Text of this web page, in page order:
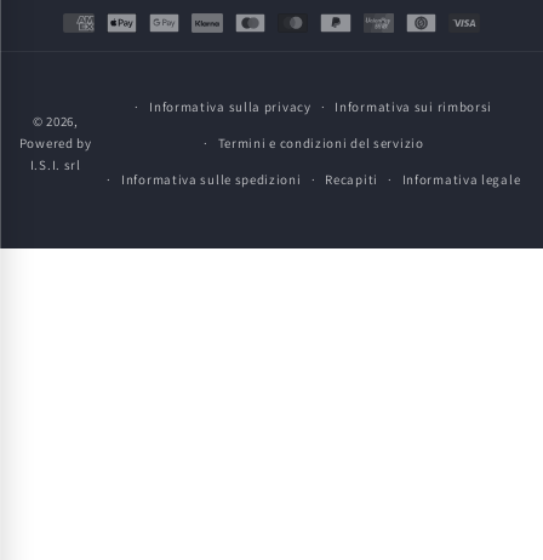
Metodi
© 2026,
Powered by
I.S.I. srl
Informativa sulla privacy Informativa sui rimborsi
Termini e condizioni del servizio
Informativa sulle spedizioni Recapiti Informativa legale